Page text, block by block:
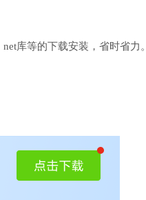
库等的下载安装，省时省力。